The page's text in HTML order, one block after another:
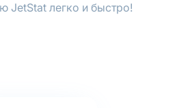
JetStat легко и быстро!